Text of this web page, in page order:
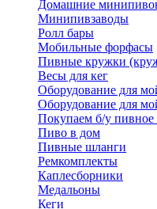
Домашние
Минипивзаводы
Ролл бары
Мобильные форфасы
Пивные кружки
Весы для кег
Оборудование для
Оборудование для
Покупаем б/у пивное
Пиво в дом
Пивные шланги
Ремкомплекты
Каплесборники
Медальоны
Кеги